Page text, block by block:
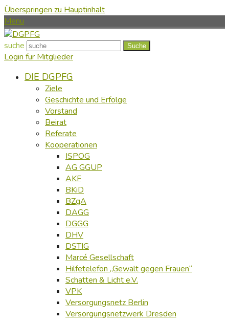
Überspringen zu Hauptinhalt
Menu
suche Suche
Login für Mitglieder
DIE DGPFG
Ziele
Geschichte und Erfolge
Vorstand
Beirat
Referate
Kooperationen
ISPOG
AG GGUP
AKF
BKiD
BZgA
DAGG
DGGG
DHV
DSTIG
Marcé Gesellschaft
Hilfetelefon „Gewalt gegen Frauen“
Schatten & Licht e.V.
VPK
Versorgungsnetz Berlin
Versorgungsnetzwerk Dresden